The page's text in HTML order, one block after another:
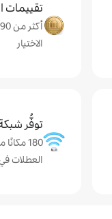
تقييمات
الاختيار
توفُّر
180
العطلات